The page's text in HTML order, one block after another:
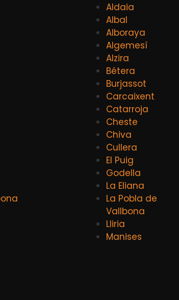
Aldaia
Albal
Alboraya
Algemesí
Alzira
Bétera
Burjassot
Carcaixent
Catarroja
Cheste
Chiva
Cullera
El Puig
Godella
La Eliana
La Pobla de
Vallbona
Lliria
Manises